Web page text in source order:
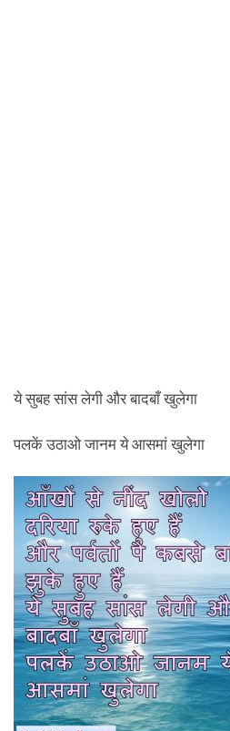
ये सुबह सांस लेगी और बादबाँ खुलेगा
पलकें उठाओ जानम ये आसमां खुलेगा